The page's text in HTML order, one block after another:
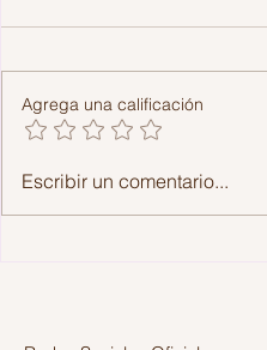
¿Cómo saber si un viaje
Agrega una calificación
Escribir un comentario...